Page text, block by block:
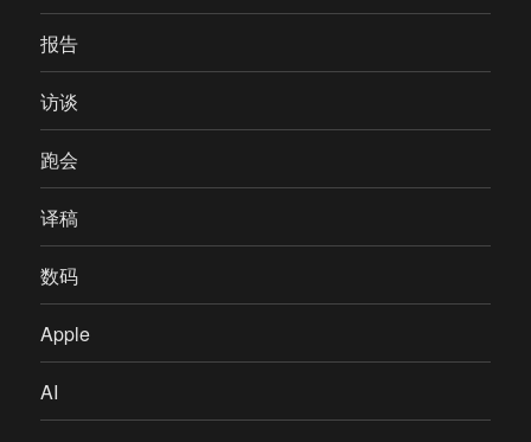
报告
访谈
跑会
译稿
数码
Apple
AI